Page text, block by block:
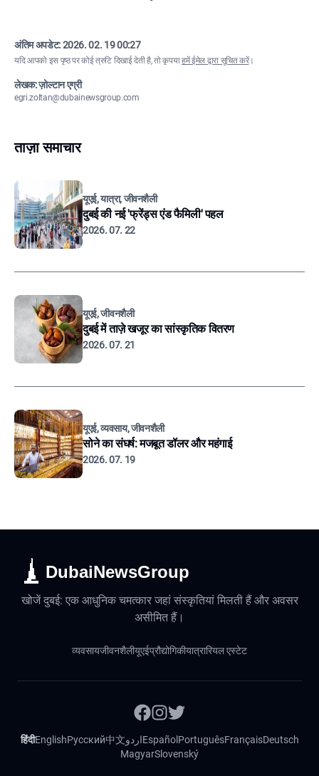
अंतिम अपडेट:2026. 02. 19 00:27
यदि आपको इस पृष्ठ पर कोई त्रुटि दिखाई देती है, तो कृपयाहमें ईमेल द्वारा सूचित करें।
लेखक: ज़ोल्टान एग्री
egri.zoltan@dubainewsgroup.com
ताज़ा समाचार
यूएई, यात्रा, जीवनशैली
दुबई की नई 'फ्रेंड्स एंड फैमिली' पहल
2026. 07. 22
यूएई, जीवनशैली
दुबई में ताज़े खजूर का सांस्कृतिक वितरण
2026. 07. 21
यूएई, व्यवसाय, जीवनशैली
सोने का संघर्ष: मजबूत डॉलर और महंगाई
2026. 07. 19
DubaiNewsGroup
खोजें दुबई: एक आधुनिक चमत्कार जहां संस्कृतियां मिलती हैं और अवसर
असीमित हैं।
व्यवसायजीवनशैलीयूएईप्रौद्योगिकीयात्रारियल एस्टेट
हिंदीEnglishРусский中文اردوEspañol PortuguêsFrançaisDeutsch
MagyarSlovenský